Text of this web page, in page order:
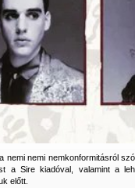
nemi nemi nemkonformitásról
a Sire kiadóval, valamint a
előtt.